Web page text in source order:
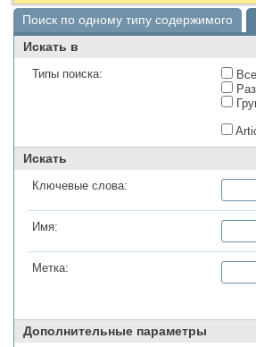
Поиск по одному типу содержимого
Искать в
Типы поиска:
Искать
Ключевые слова:
Имя:
Метка:
Дополнительные параметры